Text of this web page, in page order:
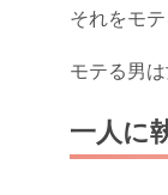
それをモ
モテる男は
一人に